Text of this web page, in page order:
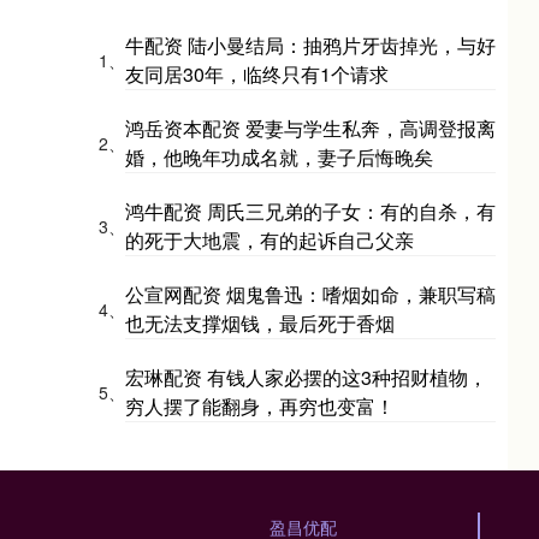
1、
牛配资 陆小曼结局：抽鸦片牙齿掉光，与好
友同居30年，临终只有1个请求
2、
鸿岳资本配资 爱妻与学生私奔，高调登报离
婚，他晚年功成名就，妻子后悔晚矣
3、
鸿牛配资 周氏三兄弟的子女：有的自杀，有
的死于大地震，有的起诉自己父亲
4、
公宣网配资 烟鬼鲁迅：嗜烟如命，兼职写稿
也无法支撑烟钱，最后死于香烟
5、
宏琳配资 有钱人家必摆的这3种招财植物，
穷人摆了能翻身，再穷也变富！
盈昌优配